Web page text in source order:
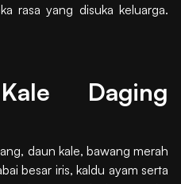
rasa yang disuka keluarga.
Daging
daun kale, bawang merah
besar iris, kaldu ayam serta